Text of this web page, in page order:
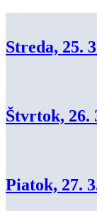
Streda, 25.
Štvrtok, 26.
Piatok, 27.